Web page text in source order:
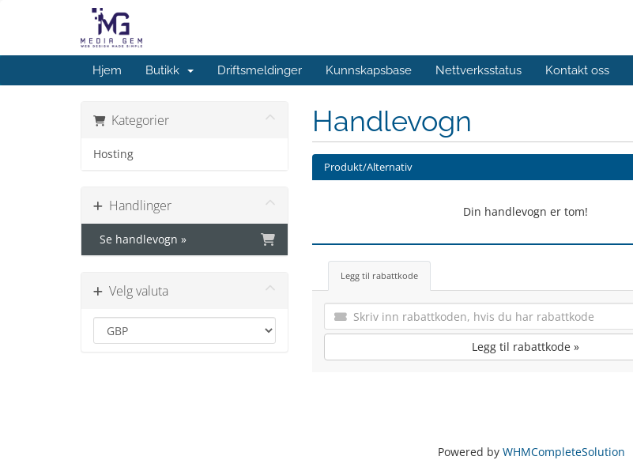
Hjem Butikk Driftsmeldinger Kunnskapsbase Nettverksstatus Kontakt oss
Kategorier
Hosting
Handlinger
Se handlevogn »
Velg valuta
Handlevogn
Produkt/Alternativ
Din handlevogn er tom!
Legg til rabattkode
Legg til rabattkode »
Powered by WHMCompleteSolution